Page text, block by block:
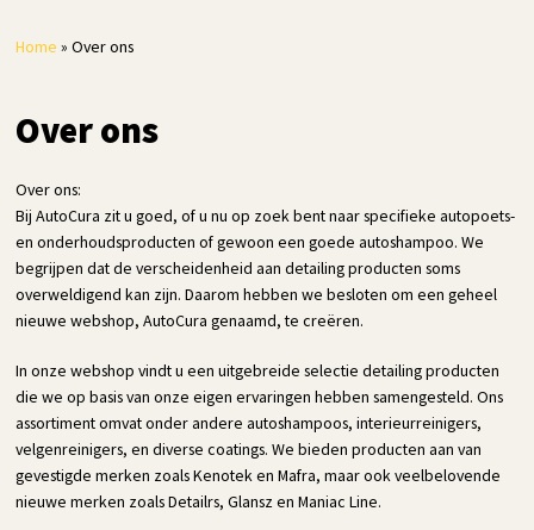
Home »Over ons
Over ons
Over ons:
Bij AutoCura zit u goed, of u nu op zoek bent naar specifieke autopoets-
en onderhoudsproducten of gewoon een goede autoshampoo. We
begrijpen dat de verscheidenheid aan detailing producten soms
overweldigend kan zijn. Daarom hebben we besloten om een geheel
nieuwe webshop, AutoCura genaamd, te creëren.
In onze webshop vindt u een uitgebreide selectie detailing producten
die we op basis van onze eigen ervaringen hebben samengesteld. Ons
assortiment omvat onder andere autoshampoos, interieurreinigers,
velgenreinigers, en diverse coatings. We bieden producten aan van
gevestigde merken zoals Kenotek en Mafra, maar ook veelbelovende
nieuwe merken zoals Detailrs, Glansz en Maniac Line.